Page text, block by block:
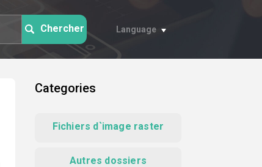
Chercher Language
Categories
Fichiers d`image raster
Autres dossiers